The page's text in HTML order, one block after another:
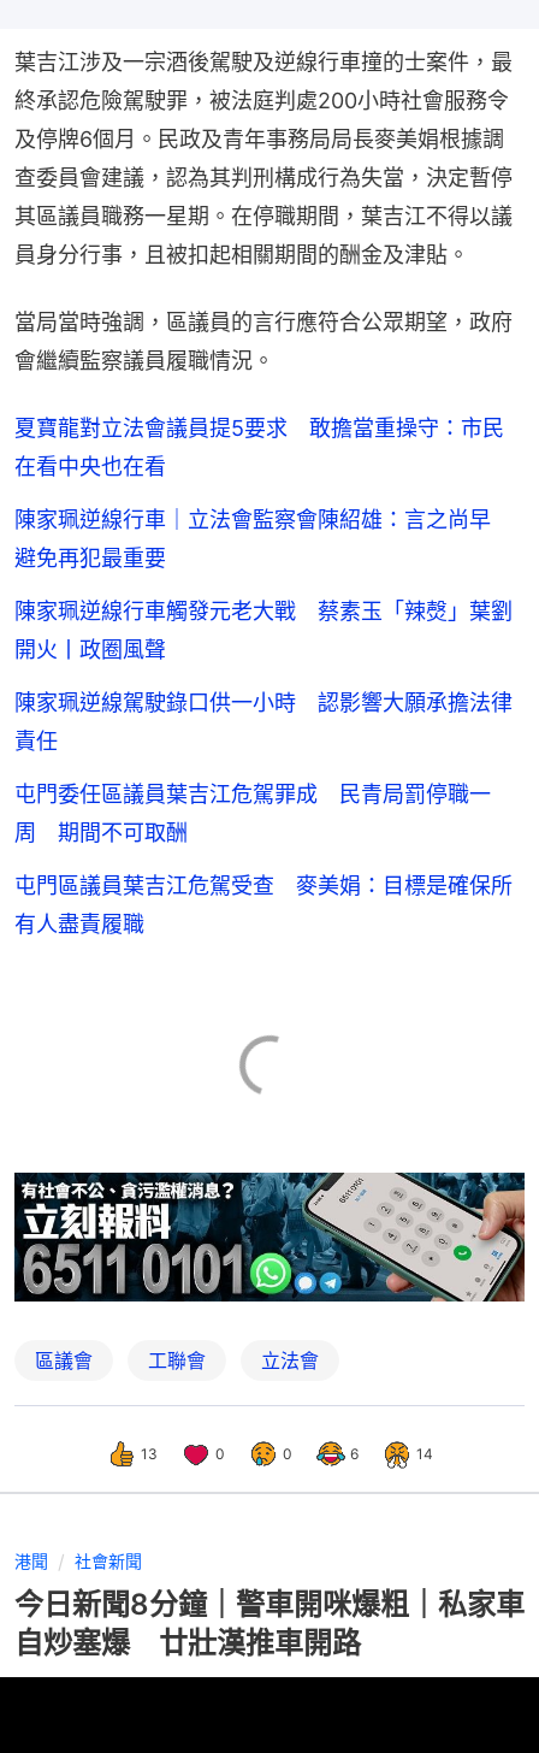
葉吉江涉及一宗酒後駕駛及逆線行車撞的士案件，最
終承認危險駕駛罪，被法庭判處200小時社會服務令
及停牌6個月。民政及青年事務局局長麥美娟根據調
查委員會建議，認為其判刑構成行為失當，決定暫停
其區議員職務一星期。在停職期間，葉吉江不得以議
員身分行事，且被扣起相關期間的酬金及津貼。
當局當時強調，區議員的言行應符合公眾期望，政府
會繼續監察議員履職情況。
夏寶龍對立法會議員提5要求 敢擔當重操守：市民
在看中央也在看
陳家珮逆線行車｜立法會監察會陳紹雄：言之尚早
避免再犯最重要
陳家珮逆線行車觸發元老大戰 蔡素玉「辣㷫」葉劉
開火丨政圈風聲
陳家珮逆線駕駛錄口供一小時 認影響大願承擔法律
責任
屯門委任區議員葉吉江危駕罪成 民青局罰停職一
周 期間不可取酬
屯門區議員葉吉江危駕受查 麥美娟：目標是確保所
有人盡責履職
區議會 工聯會 立法會
13 0 0 6 14
港聞 社會新聞
今日新聞8分鐘｜警車開咪爆粗｜私家車
自炒塞爆 廿壯漢推車開路